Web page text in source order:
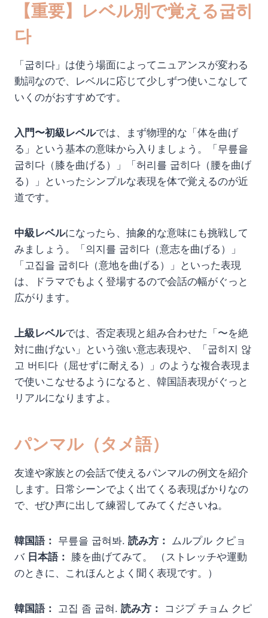
【重要】レベル別で覚える굽히
다
「굽히다」は使う場面によってニュアンスが変わる
動詞なので、レベルに応じて少しずつ使いこなして
いくのがおすすめです。
入門〜初級レベルでは、まず物理的な「体を曲げ
る」という基本の意味から入りましょう。「무릎을
굽히다（膝を曲げる）」「허리를 굽히다（腰を曲げ
る）」といったシンプルな表現を体で覚えるのが近
道です。
中級レベルになったら、抽象的な意味にも挑戦して
みましょう。「의지를 굽히다（意志を曲げる）」
「고집을 굽히다（意地を曲げる）」といった表現
は、ドラマでもよく登場するので会話の幅がぐっと
広がります。
上級レベルでは、否定表現と組み合わせた「〜を絶
対に曲げない」という強い意志表現や、「굽히지 않
고 버티다（屈せずに耐える）」のような複合表現ま
で使いこなせるようになると、韓国語表現がぐっと
リアルになりますよ。
パンマル（タメ語）
友達や家族との会話で使えるパンマルの例文を紹介
します。日常シーンでよく出てくる表現ばかりなの
で、ぜひ声に出して練習してみてくださいね。
韓国語： 무릎을 굽혀봐. 読み方： ムルプル クピョ
バ 日本語： 膝を曲げてみて。 （ストレッチや運動
のときに、これほんとよく聞く表現です。）
韓国語： 고집 좀 굽혀. 読み方：
コジプ チョム クピ